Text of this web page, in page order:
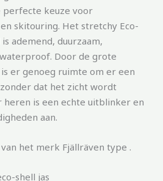
perfecte keuze voor
skitouring. Het stretchy Eco-
ademend, duurzaam,
Door de grote
er genoeg ruimte om er een
dat het zicht wordt
heren is een echte uitblinker en
aan.
het merk Fjällräven type .
shell jas